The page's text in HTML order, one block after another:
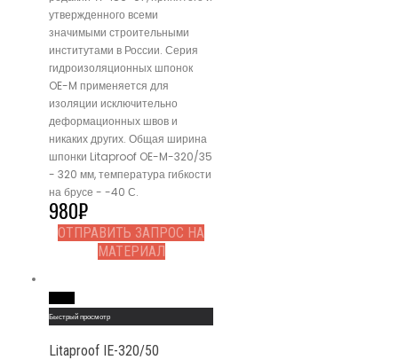
утвержденного всеми
значимыми строительными
институтами в России. Серия
гидроизоляционных шпонок
OE-M применяется для
изоляции исключительно
деформационных швов и
никаких других. Общая ширина
шпонки Litaproof OE-M-320/35
- 320 мм, температура гибкости
на брусе - -40 С.
980₽
ОТПРАВИТЬ ЗАПРОС НА
МАТЕРИАЛ
Быстрый просмотр
Litaproof IE-320/50